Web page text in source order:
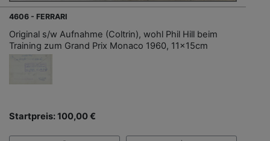
4606 - FERRARI
Original s/w Aufnahme (Coltrin), wohl Phil Hill beim
Training zum Grand Prix Monaco 1960, 11x15cm
Startpreis: 100,00 €